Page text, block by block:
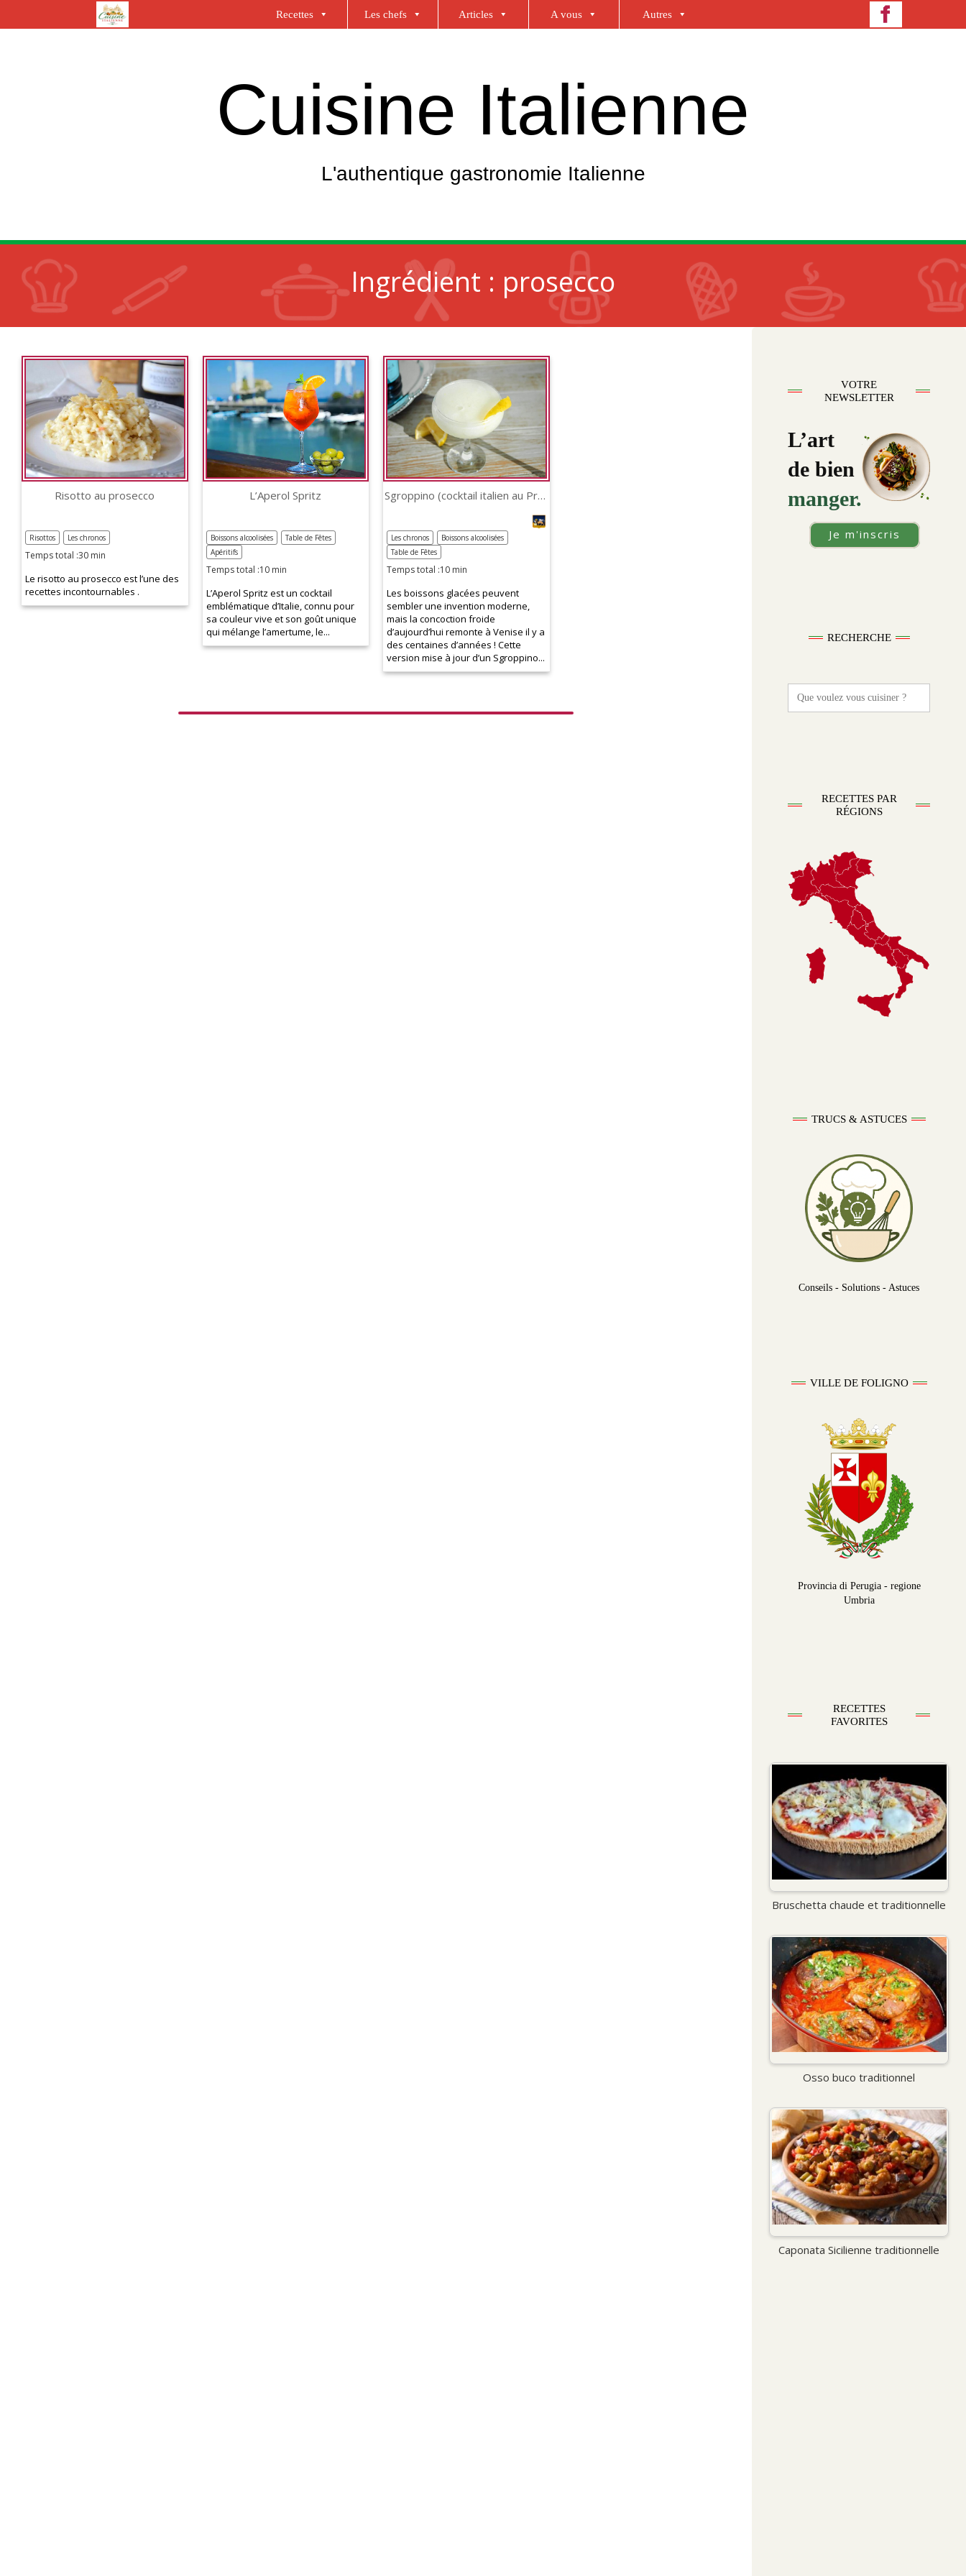
Recettes Les chefs Articles A vous Autres
Cuisine Italienne
L'authentique gastronomie Italienne
Ingrédient : prosecco
Risotto au prosecco
Temps total :30 min
Risottos Les chronos
Le risotto au prosecco est l’une des
recettes incontournables .
L’Aperol Spritz
Temps total :10 min
Boissons alcoolisées
Table de Fêtes
Apéritifs
L’Aperol Spritz est un cocktail
emblématique d’Italie, connu pour
sa couleur vive et son goût unique
qui mélange l’amertume, le...
Sgroppino (cocktail italien au Prosecco)
Temps total :10 min
Les chronos
Boissons alcoolisées
Table de Fêtes
Les boissons glacées peuvent
sembler une invention moderne,
mais la concoction froide
d’aujourd’hui remonte à Venise il y a
des centaines d’années ! Cette
version mise à jour d’un Sgroppino...
VOTRE
NEWSLETTER
L’art
de bien
manger.
Je m'inscris
RECHERCHE
Search
for:
RECETTES PAR
RÉGIONS
TRUCS & ASTUCES
Conseils - Solutions - Astuces
VILLE DE FOLIGNO
Provincia di Perugia - regione
Umbria
RECETTES
FAVORITES
Bruschetta chaude et traditionnelle
Osso buco traditionnel
Caponata Sicilienne traditionnelle